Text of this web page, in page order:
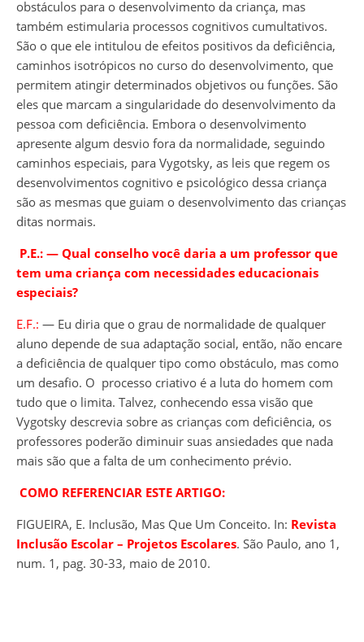
obstáculos para o desenvolvimento da criança, mas
também estimularia processos cognitivos cumultativos.
São o que ele intitulou de efeitos positivos da deficiência,
caminhos isotrópicos no curso do desenvolvimento, que
permitem atingir determinados objetivos ou funções. São
eles que marcam a singularidade do desenvolvimento da
pessoa com deficiência. Embora o desenvolvimento
apresente algum desvio fora da normalidade, seguindo
caminhos especiais, para Vygotsky, as leis que regem os
desenvolvimentos cognitivo e psicológico dessa criança
são as mesmas que guiam o desenvolvimento das crianças
ditas normais.
P.E.: ― Qual conselho você daria a um professor que
tem uma criança com necessidades educacionais
especiais?
E.F.: ― Eu diria que o grau de normalidade de qualquer
aluno depende de sua adaptação social, então, não encare
a deficiência de qualquer tipo como obstáculo, mas como
um desafio. O processo criativo é a luta do homem com
tudo que o limita. Talvez, conhecendo essa visão que
Vygotsky descrevia sobre as crianças com deficiência, os
professores poderão diminuir suas ansiedades que nada
mais são que a falta de um conhecimento prévio.
COMO REFERENCIAR ESTE ARTIGO:
FIGUEIRA, E. Inclusão, Mas Que Um Conceito. In: Revista
Inclusão Escolar – Projetos Escolares. São Paulo, ano 1,
num. 1, pag. 30-33, maio de 2010.